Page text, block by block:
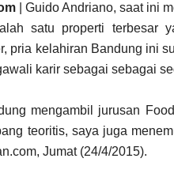
| Guido Andriano, saat ini
satu properti terbesar
pria kelahiran Bandung ini
karir sebagai sebagai
mengambil jurusan
teoritis, saya juga
Jumat (24/4/2015).